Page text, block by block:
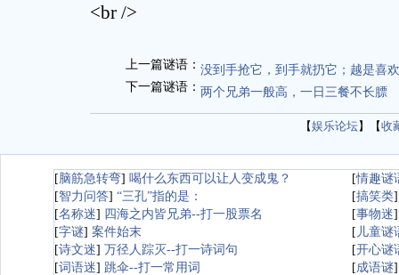
<br />
上一篇谜语： 没到手抢它，到手就扔它；越是喜
下一篇谜语： 两个兄弟一般高，一日三餐不长膘
【娱乐论坛】【收
[脑筋急转弯] 喝什么东西可以让人变成鬼？ [情趣谜
[智力问答] “三孔”指的是： [搞笑类
[名称迷] 四海之内皆兄弟--打一股票名 [事物迷
[字谜] 案件始末 [ 儿童谜
[诗文迷] 万径人踪灭--打一诗词句 [开心谜
[词语迷] 跳伞--打一常用词 [成语谜